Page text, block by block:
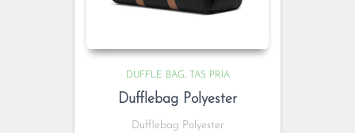
DUFFLE BAG TAS PRIA
Dufflebag Polyester
Dufflebag Polyester